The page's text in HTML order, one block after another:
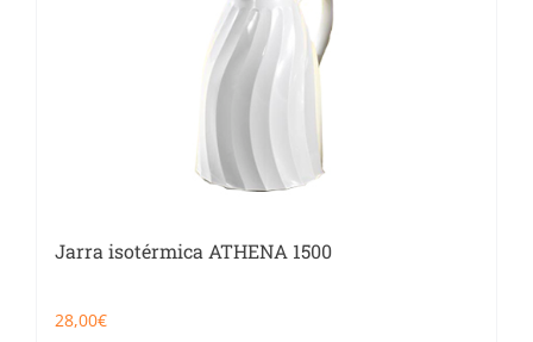
Jarra isotérmica ATHENA 1500
28,00€